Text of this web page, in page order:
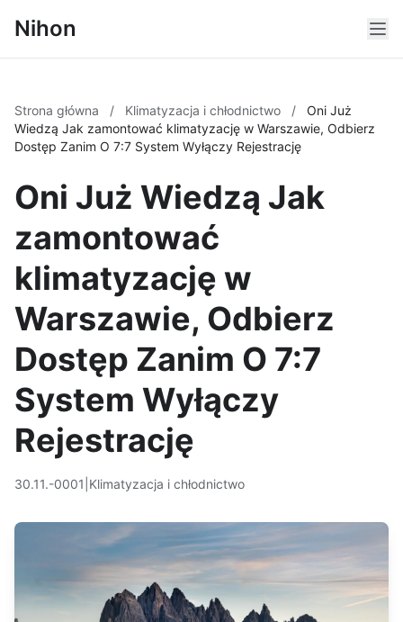
Nihon
Strona główna / Klimatyzacja i chłodnictwo /
Oni Już
Wiedzą Jak zamontować klimatyzację w Warszawie, Odbierz
Dostęp Zanim O 7:7 System Wyłączy Rejestrację
Oni Już Wiedzą Jak
zamontować
klimatyzację w
Warszawie, Odbierz
Dostęp Zanim O 7:7
System Wyłączy
Rejestrację
30.11.-0001 Klimatyzacja i chłodnictwo